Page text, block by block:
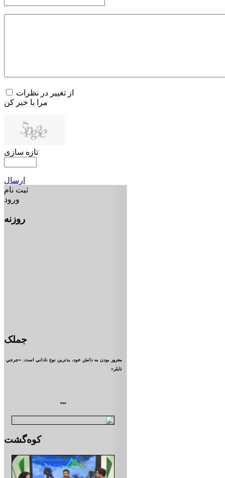
از تغییر در نظرات
مرا با خبر کن
تازه سازی
ارسال
ثبت نام
ورود
روزنه
جملک
مغرور بودن به دانش خود، بدترين نوع ناداني است. «جرجي
تايلر»
***
کوه‌گشت